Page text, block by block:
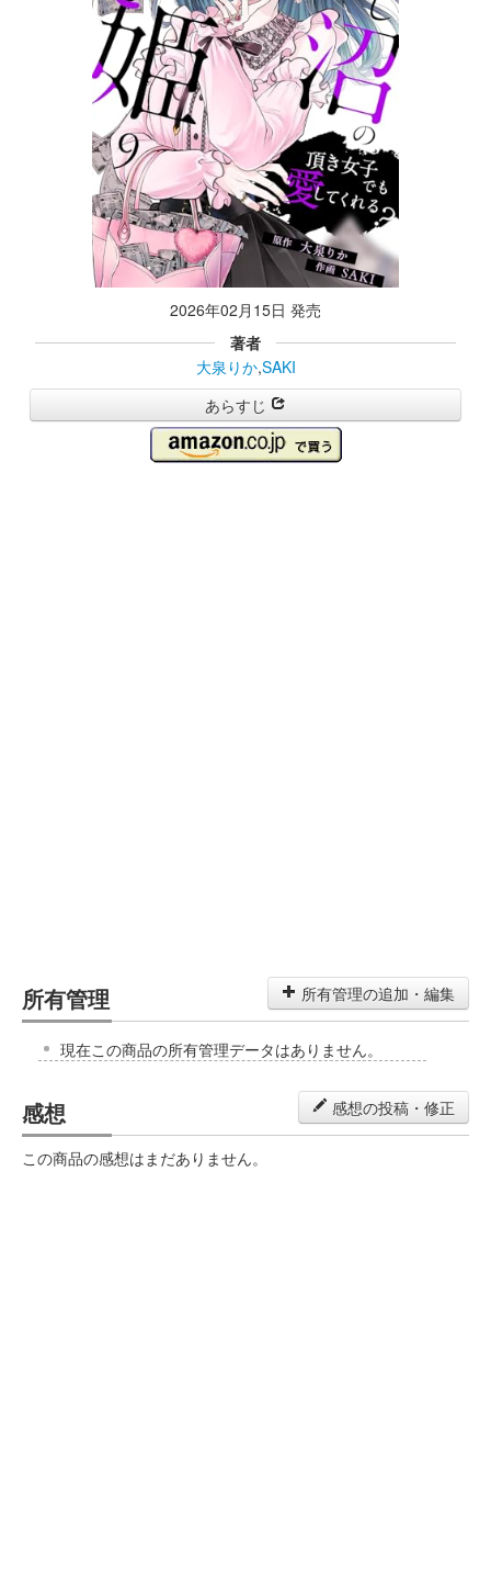
2026年02月15日 発売
著者
大泉りか,SAKI
あらすじ
所有管理 所有管理の追加・編集
現在この商品の所有管理データはありません。
感想 感想の投稿・修正
この商品の感想はまだありません。